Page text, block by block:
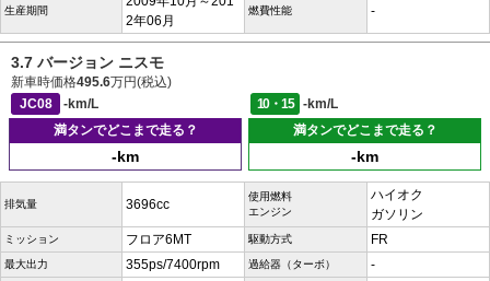
生産期間
2年06月
燃費性能 -
3.7 バージョン ニスモ
新車時価格495.6万円(税込)
JC08
-km/L 10・15
-km/L
満タンでどこまで走る？
-km
満タンでどこまで走る？
-km
排気量 3696cc
使用燃料
エンジン
ハイオク
ガソリン
ミッション フロア6MT 駆動方式 FR
最大出力 355ps/7400rpm 過給器（ターボ） -